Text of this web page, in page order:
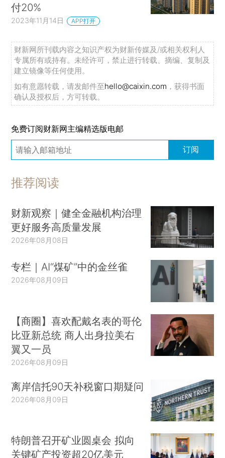
付20%
2023年11月14日 APP打开
财新网所刊载内容之知识产权为财新传媒及/或相关权利人
专属所有或持有。未经许可，禁止进行转载、摘编、复制及
建立镜像等任何使用。
如有意愿转载，请发邮件至hello@caixin.com ，获得书面
确认及授权后，方可转载。
免费订阅财新网主编精选版电邮
订阅
推荐阅读
财新观察｜健全金融机构治理
更好服务高质量发展
2026年08月08日
专栏｜AI“煤矿”中的金丝雀
2026年08月09日
【商圈】喜欢配戴名表的哥伦
比亚新总统 商人出身拉美右
翼又一员
2026年08月09日
离岸信托90天补税窗口期疑问
2026年08月09日
特朗普召开矿业圆桌会 拟向
关键矿产投资超20亿美元